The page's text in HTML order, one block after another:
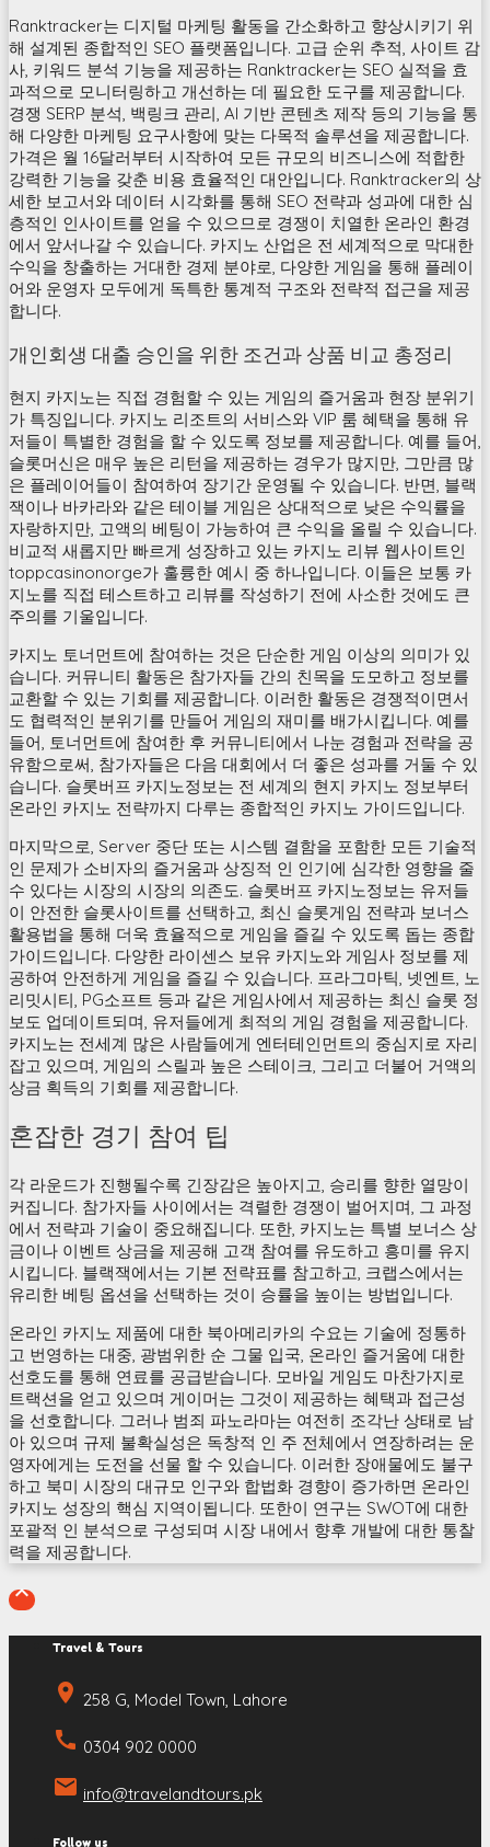
Ranktracker는 디지털 마케팅 활동을 간소화하고 향상시키기 위
해 설계된 종합적인 SEO 플랫폼입니다. 고급 순위 추적, 사이트 감
사, 키워드 분석 기능을 제공하는 Ranktracker는 SEO 실적을 효
과적으로 모니터링하고 개선하는 데 필요한 도구를 제공합니다.
경쟁 SERP 분석, 백링크 관리, AI 기반 콘텐츠 제작 등의 기능을 통
해 다양한 마케팅 요구사항에 맞는 다목적 솔루션을 제공합니다.
가격은 월 16달러부터 시작하여 모든 규모의 비즈니스에 적합한
강력한 기능을 갖춘 비용 효율적인 대안입니다. Ranktracker의 상
세한 보고서와 데이터 시각화를 통해 SEO 전략과 성과에 대한 심
층적인 인사이트를 얻을 수 있으므로 경쟁이 치열한 온라인 환경
에서 앞서나갈 수 있습니다. 카지노 산업은 전 세계적으로 막대한
수익을 창출하는 거대한 경제 분야로, 다양한 게임을 통해 플레이
어와 운영자 모두에게 독특한 통계적 구조와 전략적 접근을 제공
합니다.
개인회생 대출 승인을 위한 조건과 상품 비교 총정리
현지 카지노는 직접 경험할 수 있는 게임의 즐거움과 현장 분위기
가 특징입니다. 카지노 리조트의 서비스와 VIP 룸 혜택을 통해 유
저들이 특별한 경험을 할 수 있도록 정보를 제공합니다. 예를 들어,
슬롯머신은 매우 높은 리턴을 제공하는 경우가 많지만, 그만큼 많
은 플레이어들이 참여하여 장기간 운영될 수 있습니다. 반면, 블랙
잭이나 바카라와 같은 테이블 게임은 상대적으로 낮은 수익률을
자랑하지만, 고액의 베팅이 가능하여 큰 수익을 올릴 수 있습니다.
비교적 새롭지만 빠르게 성장하고 있는 카지노 리뷰 웹사이트인
toppcasinonorge가 훌륭한 예시 중 하나입니다. 이들은 보통 카
지노를 직접 테스트하고 리뷰를 작성하기 전에 사소한 것에도 큰
주의를 기울입니다.
카지노 토너먼트에 참여하는 것은 단순한 게임 이상의 의미가 있
습니다. 커뮤니티 활동은 참가자들 간의 친목을 도모하고 정보를
교환할 수 있는 기회를 제공합니다. 이러한 활동은 경쟁적이면서
도 협력적인 분위기를 만들어 게임의 재미를 배가시킵니다. 예를
들어, 토너먼트에 참여한 후 커뮤니티에서 나눈 경험과 전략을 공
유함으로써, 참가자들은 다음 대회에서 더 좋은 성과를 거둘 수 있
습니다. 슬롯버프 카지노정보는 전 세계의 현지 카지노 정보부터
온라인 카지노 전략까지 다루는 종합적인 카지노 가이드입니다.
마지막으로, Server 중단 또는 시스템 결함을 포함한 모든 기술적
인 문제가 소비자의 즐거움과 상징적 인 인기에 심각한 영향을 줄
수 있다는 시장의 시장의 의존도. 슬롯버프 카지노정보는 유저들
이 안전한 슬롯사이트를 선택하고, 최신 슬롯게임 전략과 보너스
활용법을 통해 더욱 효율적으로 게임을 즐길 수 있도록 돕는 종합
가이드입니다. 다양한 라이센스 보유 카지노와 게임사 정보를 제
공하여 안전하게 게임을 즐길 수 있습니다. 프라그마틱, 넷엔트, 노
리밋시티, PG소프트 등과 같은 게임사에서 제공하는 최신 슬롯 정
보도 업데이트되며, 유저들에게 최적의 게임 경험을 제공합니다.
카지노는 전세계 많은 사람들에게 엔터테인먼트의 중심지로 자리
잡고 있으며, 게임의 스릴과 높은 스테이크, 그리고 더불어 거액의
상금 획득의 기회를 제공합니다.
혼잡한 경기 참여 팁
각 라운드가 진행될수록 긴장감은 높아지고, 승리를 향한 열망이
커집니다. 참가자들 사이에서는 격렬한 경쟁이 벌어지며, 그 과정
에서 전략과 기술이 중요해집니다. 또한, 카지노는 특별 보너스 상
금이나 이벤트 상금을 제공해 고객 참여를 유도하고 흥미를 유지
시킵니다. 블랙잭에서는 기본 전략표를 참고하고, 크랩스에서는
유리한 베팅 옵션을 선택하는 것이 승률을 높이는 방법입니다.
온라인 카지노 제품에 대한 북아메리카의 수요는 기술에 정통하
고 번영하는 대중, 광범위한 순 그물 입국, 온라인 즐거움에 대한
선호도를 통해 연료를 공급받습니다. 모바일 게임도 마찬가지로
트랙션을 얻고 있으며 게이머는 그것이 제공하는 혜택과 접근성
을 선호합니다. 그러나 범죄 파노라마는 여전히 조각난 상태로 남
아 있으며 규제 불확실성은 독창적 인 주 전체에서 연장하려는 운
영자에게는 도전을 선물 할 수 있습니다. 이러한 장애물에도 불구
하고 북미 시장의 대규모 인구와 합법화 경향이 증가하면 온라인
카지노 성장의 핵심 지역이됩니다. 또한이 연구는 SWOT에 대한
포괄적 인 분석으로 구성되며 시장 내에서 향후 개발에 대한 통찰
력을 제공합니다.

Travel & Tours
place 258 G, Model Town, Lahore
call 0304 902 0000
email info@travelandtours.pk
Follow us